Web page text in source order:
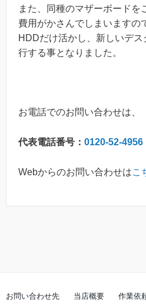
また、同種のマザーボードを
費用がかさんでしまいますの
HDDだけ活かし、新しいデ
行する事となりました。
お電話でのお問い合わせは、
代表電話番号： 0120-52-4956
Webからのお問い合わせはこ
お問い合わせ先 当店概要 作業依